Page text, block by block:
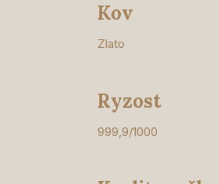
Kov
Zlato
Ryzost
999,9/1000